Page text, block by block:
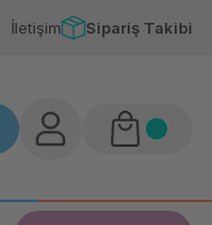
İletişim Sipariş Takibi